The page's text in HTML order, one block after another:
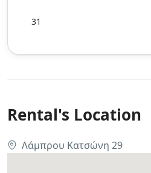
31
Rental's Location
Λάμπρου Κατσώνη 29